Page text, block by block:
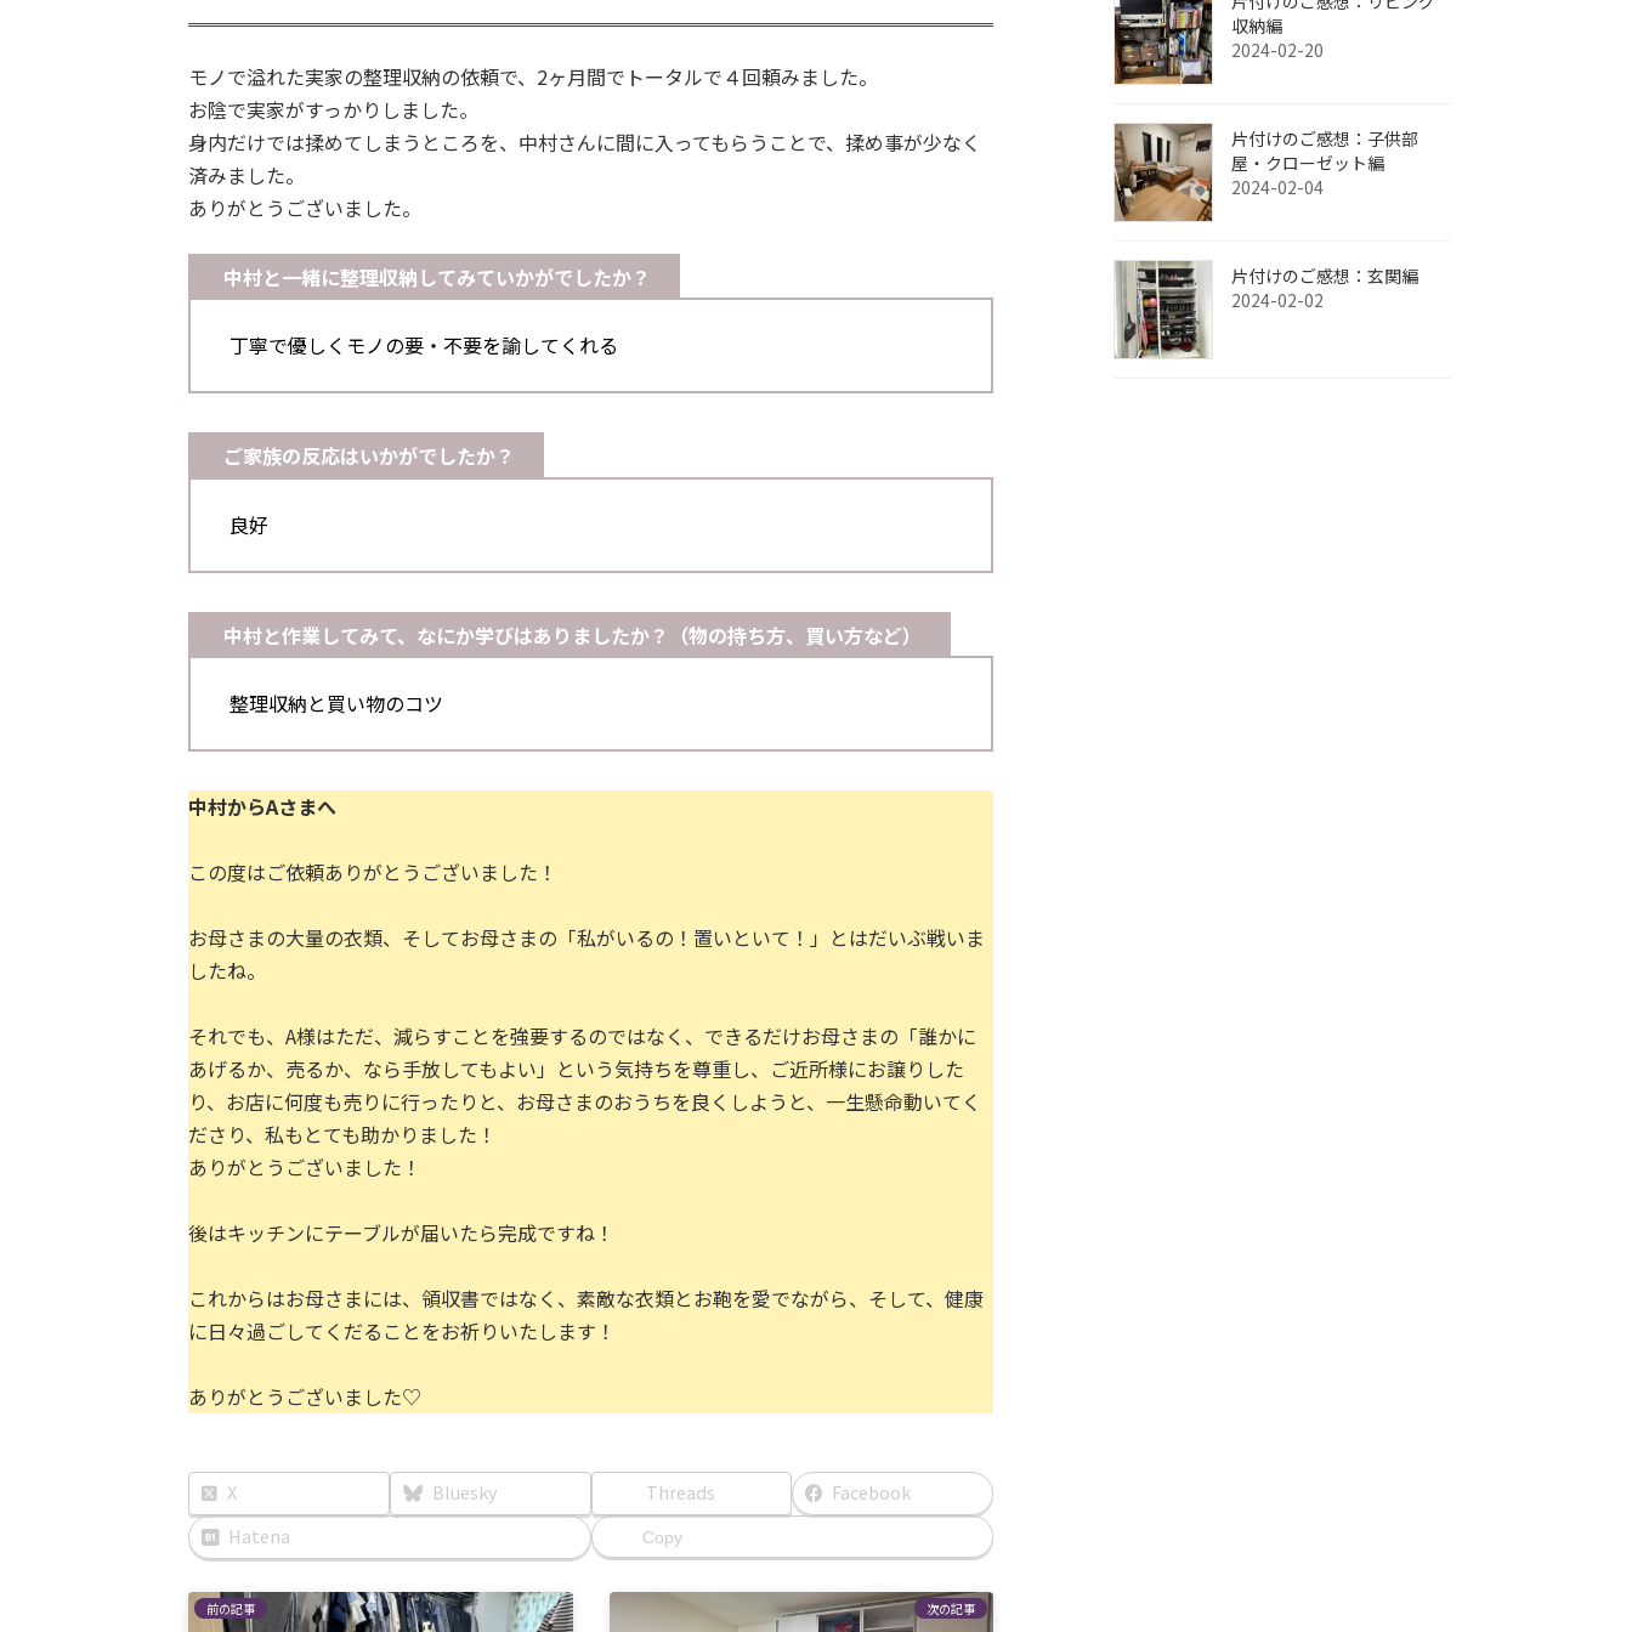
モノで溢れた実家の整理収納の依頼で、2ヶ月間でトータルで４回頼みました。
お陰で実家がすっかりしました。
身内だけでは揉めてしまうところを、中村さんに間に入ってもらうことで、揉め事が少なく
済みました。
ありがとうございました。
中村と一緒に整理収納してみていかがでしたか？
丁寧で優しくモノの要・不要を諭してくれる
ご家族の反応はいかがでしたか？
良好
中村と作業してみて、なにか学びはありましたか？（物の持ち方、買い方など）
整理収納と買い物のコツ
中村からAさまへ
この度はご依頼ありがとうございました！
お母さまの大量の衣類、そしてお母さまの「私がいるの！置いといて！」とはだいぶ戦いま
したね。
それでも、A様はただ、減らすことを強要するのではなく、できるだけお母さまの「誰かに
あげるか、売るか、なら手放してもよい」という気持ちを尊重し、ご近所様にお譲りした
り、お店に何度も売りに行ったりと、お母さまのおうちを良くしようと、一生懸命動いてく
ださり、私もとても助かりました！
ありがとうございました！
後はキッチンにテーブルが届いたら完成ですね！
これからはお母さまには、領収書ではなく、素敵な衣類とお鞄を愛でながら、そして、健康
に日々過ごしてくだることをお祈りいたします！
ありがとうございました♡
Facebook
X Bluesky
Threads
Hatena
Copy
前の記事 次の記事
収納編
2024-02-20
片付けのご感想：子供部
屋・クローゼット編
2024-02-04
片付けのご感想：玄関編
2024-02-02